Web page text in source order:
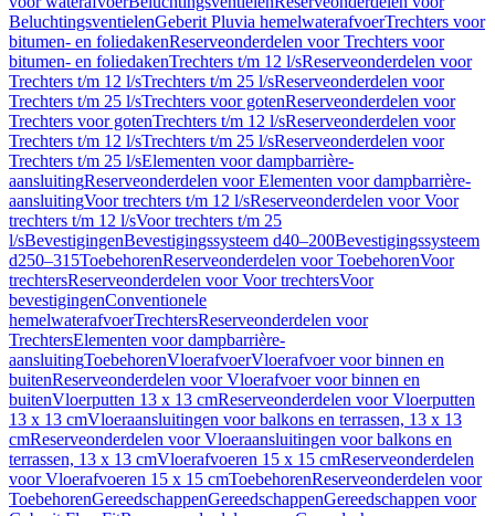
BeluchtingsventielenGeberit Pluvia hemelwaterafvoerTrechters voor
bitumen- en foliedakenReserveonderdelen voor Trechters voor
bitumen- en foliedakenTrechters t/m 12 l/sReserveonderdelen voor
Trechters t/m 12 l/sTrechters t/m 25 l/sReserveonderdelen voor
Trechters t/m 25 l/sTrechters voor gotenReserveonderdelen voor
Trechters voor gotenTrechters t/m 12 l/sReserveonderdelen voor
Trechters t/m 12 l/sTrechters t/m 25 l/sReserveonderdelen voor
Trechters t/m 25 l/sElementen voor dampbarrière-
aansluitingReserveonderdelen voor Elementen voor dampbarrière-
aansluitingVoor trechters t/m 12 l/sReserveonderdelen voor Voor
trechters t/m 12 l/sVoor trechters t/m 25
l/sBevestigingenBevestigingssysteem d40–200Bevestigingssysteem
d250–315ToebehorenReserveonderdelen voor ToebehorenVoor
trechtersReserveonderdelen voor Voor trechtersVoor
bevestigingenConventionele
hemelwaterafvoerTrechtersReserveonderdelen voor
TrechtersElementen voor dampbarrière-
aansluitingToebehorenVloerafvoerVloerafvoer voor binnen en
buitenReserveonderdelen voor Vloerafvoer voor binnen en
buitenVloerputten 13 x 13 cmReserveonderdelen voor Vloerputten
13 x 13 cmVloeraansluitingen voor balkons en terrassen, 13 x 13
cmReserveonderdelen voor Vloeraansluitingen voor balkons en
terrassen, 13 x 13 cmVloerafvoeren 15 x 15 cmReserveonderdelen
voor Vloerafvoeren 15 x 15 cmToebehorenReserveonderdelen voor
ToebehorenGereedschappenGereedschappenGereedschappen voor